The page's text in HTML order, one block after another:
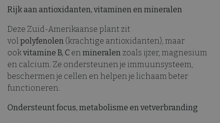
Rijk aan antioxidanten, vitaminen en mineralen
Deze Zuid-Amerikaanse plant zit
vol polyfenolen (krachtige antioxidanten), maar
ookvitamine B, C en mineralen zoals ijzer, magnesium
en calcium. Ze ondersteunen je immuunsysteem,
beschermen je cellen en helpen je lichaam beter
functioneren.
Ondersteunt focus, metabolisme en vetverbranding